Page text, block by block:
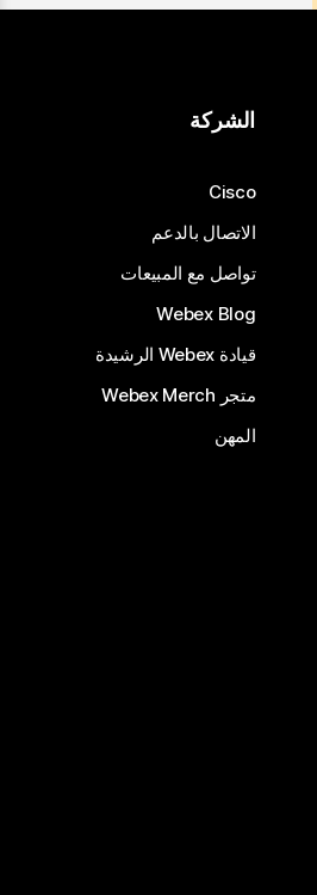
الشركة
Cisco
الاتصال بالدعم
تواصل مع المبيعات
Webex Blog
قيادة Webex الرشيدة
متجر Webex Merch
المهن